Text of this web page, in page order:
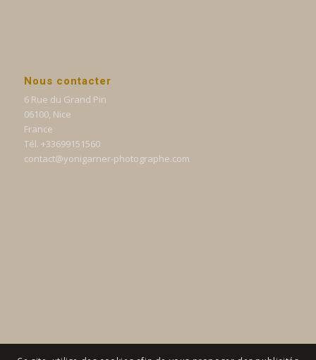
Nous contacter
6 Rue du Grand Pin
06100, Nice
France
Tél. +33699151560
contact@yonigarner-photographe.com